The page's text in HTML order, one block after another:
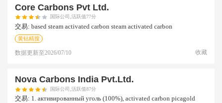
Core Carbons Pvt Ltd.
国际公司,活跃值77分
交易: based steam activated carbon steam activated carbon
黄钻精搜
数据更新至2026/07/10 收藏
Nova Carbons India Pvt.ltd.
国际公司,活跃值87分
交易: 1. активированный уголь (100%), activated carbon picagold